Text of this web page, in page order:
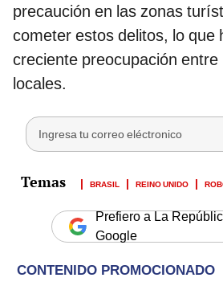
precaución en las zonas
cometer estos delitos, lo que
creciente preocupación
locales.
BRASIL REINO UNIDO
Prefiero a La
Google